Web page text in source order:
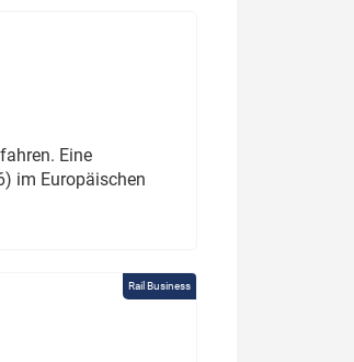
Eine
im Europäischen
Rail Business